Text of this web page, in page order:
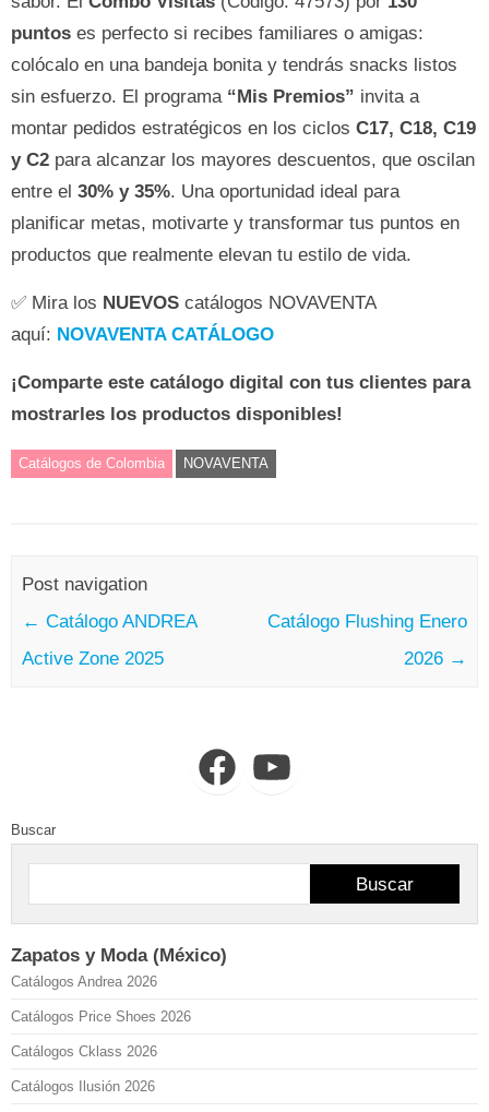
puntos es perfecto si recibes familiares o amigas:
colócalo en una bandeja bonita y tendrás snacks listos
sin esfuerzo. El programa “Mis Premios” invita a
montar pedidos estratégicos en los ciclos C17, C18, C19
y C2 para alcanzar los mayores descuentos, que oscilan
entre el 30% y 35%. Una oportunidad ideal para
planificar metas, motivarte y transformar tus puntos en
productos que realmente elevan tu estilo de vida.
✅ Mira los NUEVOS catálogos NOVAVENTA
aquí: NOVAVENTA CATÁLOGO
¡Comparte este catálogo digital con tus clientes para
mostrarles los productos disponibles!
Catálogos de Colombia NOVAVENTA
Post navigation
← Catálogo ANDREA
Active Zone 2025
Catálogo Flushing Enero
2026 →
FacebookYouTube
Buscar
Buscar
Zapatos y Moda (México)
Catálogos Andrea 2026
Catálogos Price Shoes 2026
Catálogos Cklass 2026
Catálogos Ilusión 2026